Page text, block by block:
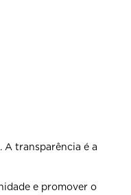
A transparência é a
e promover o